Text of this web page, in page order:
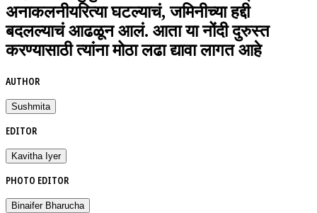
अनाकलनीयरित्या घटल्याचं, जमिनीच्या हद्दी
बदलल्याचं आढळून आलं. आता या नोंदी दुरुस्त
करण्यासाठी त्यांना मोठा लढा द्यावा लागत आहे
AUTHOR
Sushmita
EDITOR
Kavitha Iyer
PHOTO EDITOR
Binaifer Bharucha